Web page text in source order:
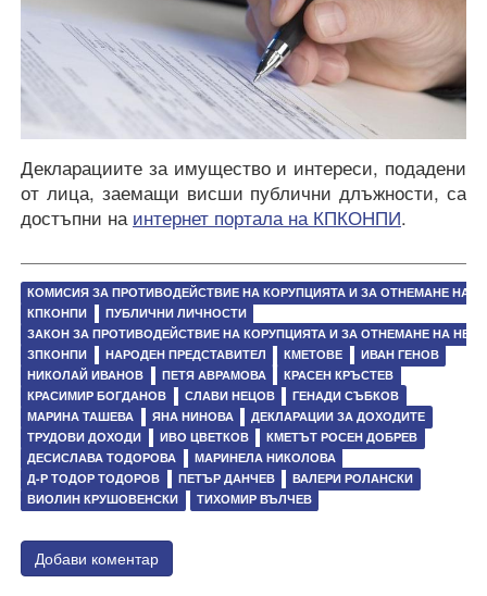
Декларациите за имущество и интереси, подадени
от лица, заемащи висши публични длъжности, са
достъпни на интернет портала на КПКОНПИ.
КОМИСИЯ ЗА ПРОТИВОДЕЙСТВИЕ НА КОРУПЦИЯТА И ЗА ОТНЕМАНЕ НА
КПКОНПИ
ПУБЛИЧНИ ЛИЧНОСТИ
ЗАКОН ЗА ПРОТИВОДЕЙСТВИЕ НА КОРУПЦИЯТА И ЗА ОТНЕМАНЕ НА
ЗПКОНПИ
НАРОДЕН ПРЕДСТАВИТЕЛ КМЕТОВЕ
ИВАН ГЕНОВ
НИКОЛАЙ ИВАНОВ
ПЕТЯ АВРАМОВА
КРАСЕН КРЪСТЕВ
КРАСИМИР БОГДАНОВ
СЛАВИ НЕЦОВ
ГЕНАДИ СЪБКОВ
МАРИНА ТАШЕВА
ЯНА НИНОВА
ДЕКЛАРАЦИИ ЗА ДОХОДИТЕ
ТРУДОВИ ДОХОДИ
ИВО ЦВЕТКОВ
КМЕТЪТ РОСЕН ДОБРЕВ
ДЕСИСЛАВА ТОДОРОВА
МАРИНЕЛА НИКОЛОВА
Д-Р ТОДОР ТОДОРОВ
ПЕТЪР ДАНЧЕВ
ВАЛЕРИ РОЛАНСКИ
ВИОЛИН КРУШОВЕНСКИ
ТИХОМИР ВЪЛЧЕВ
Добави коментар